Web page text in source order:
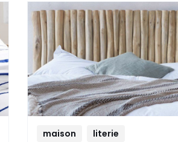
maison literie